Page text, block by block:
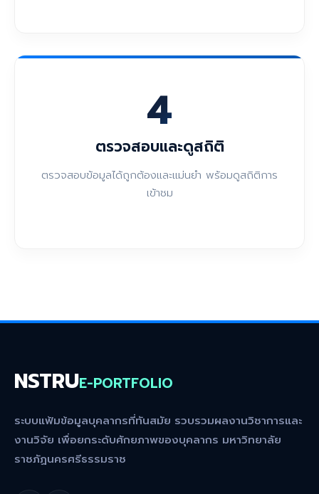
4
ตรวจสอบและดูสถิติ
ตรวจสอบข้อมูลได้ถูกต้องและแม่นยำ พร้อมดูสถิติการ
เข้าชม
NSTRUE-PORTFOLIO
ระบบแฟ้มข้อมูลบุคลากรที่ทันสมัย รวบรวมผลงานวิชาการและ
งานวิจัย เพื่อยกระดับศักยภาพของบุคลากร มหาวิทยาลัย
ราชภัฏนครศรีธรรมราช